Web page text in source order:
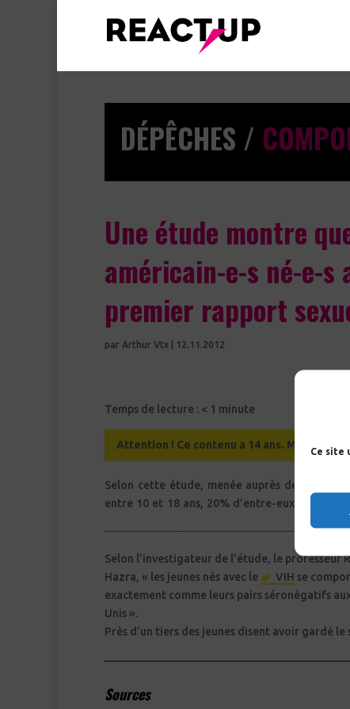
Ce site
DÉPÊCHES /
Une étude montre
américain-e-s né-e-s
premier rapport
par Arthur Vtx 12.11.2012
Temps de lecture : < 1 minute
Attention ! Ce contenu a 14 ans. Merci de
Selon cette étude, menée auprès de 300
entre 10 et 18 ans, 20% d’entre-eux ignorent
Selon l’investigateur de l’étude, le professeur
Hazra, « les jeunes nés avec le
VIH se
exactement comme leurs pairs séronégatifs
Unis ».
Près d’un tiers des jeunes disent avoir gardé le
Sources